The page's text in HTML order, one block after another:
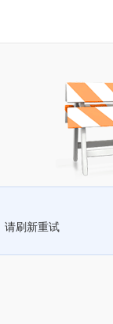
请刷新重试